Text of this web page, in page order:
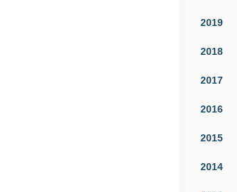
2019
2018
2017
2016
2015
2014